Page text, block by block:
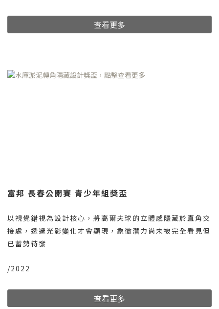
查看更多
富邦 長春公開賽 青少年組獎盃
以視覺錯視為設計核心，將高爾夫球的立體感隱藏於直角交
接處，透過光影變化才會顯現，象徵潛力尚未被完全看見但
已蓄勢待發
/2022
查看更多